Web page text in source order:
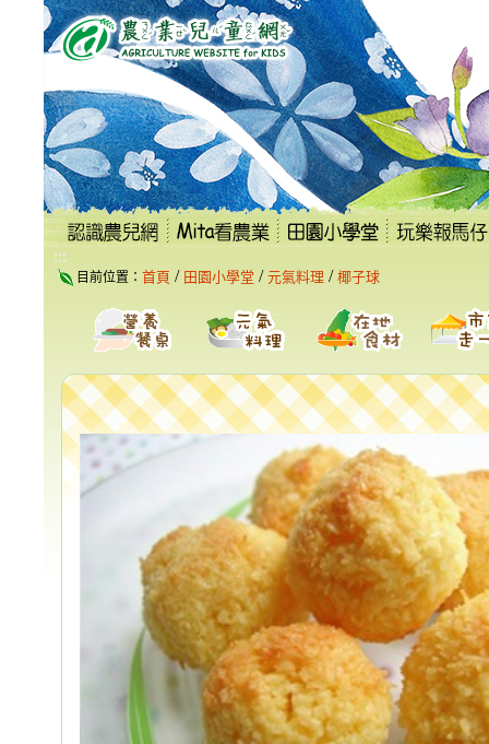
跳
到
要
內
容
區
塊
:::
目前位置： 首頁 / 田園小學堂 / 元氣料理 / 椰子球